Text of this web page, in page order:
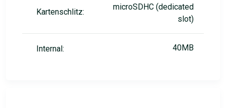
Kartenschlitz:
microSDHC (dedicated
slot)
Internal: 40MB